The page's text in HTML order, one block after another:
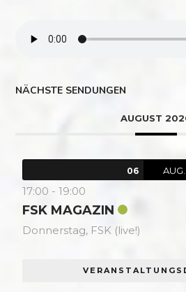
NÄCHSTE SENDUNGEN
AUGUST
06 AUG.
17:00 -19:00
FSK MAGAZIN
Donnerstag, FSK (live!)